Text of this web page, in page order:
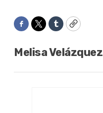
Facebook
TwitterTumblrCopy
Melisa Velázquez